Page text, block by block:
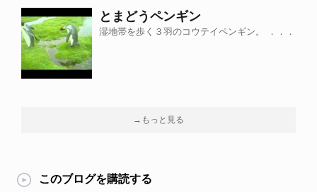
とまどうペンギン
湿地帯を歩く３羽のコウテイペンギン。 ．．．
→もっと見る
このブログを購読する